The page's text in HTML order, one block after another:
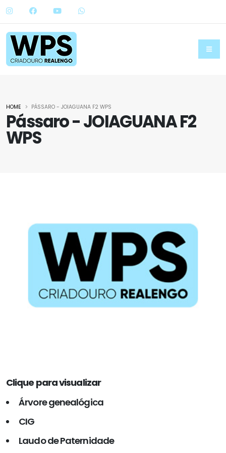
Pássaro - JOIAGUANA F2
WPS
HOME PÁSSARO - JOIAGUANA F2 WPS
Clique para visualizar
Árvore genealógica
CIG
Laudo de Paternidade